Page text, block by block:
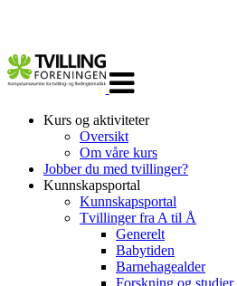
navigasjon
Kurs og aktiviteter
Oversikt
Om våre kurs
Jobber du med tvillinger?
Kunnskapsportal
Kunnskapsportal
Tvillinger fra A til Å
Generelt
Babytiden
Barnehagealder
Forskning og studier